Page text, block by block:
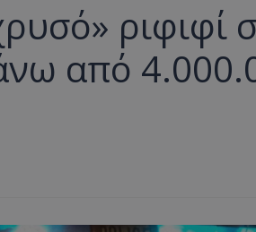
ριφιφί
από